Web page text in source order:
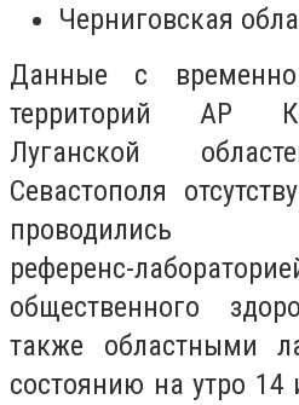
Черниговская
Данные с временно
территорий АР
Луганской
Севастополя
проводились
референс-
общественного
также областными
состоянию на утро